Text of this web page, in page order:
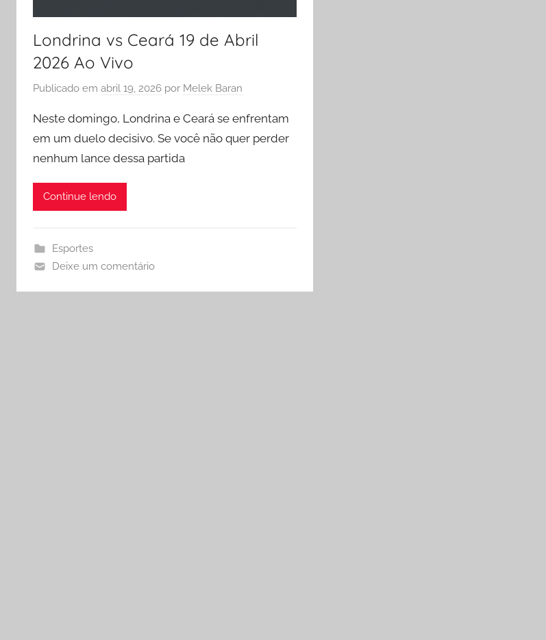
Londrina vs Ceará 19 de Abril
2026 Ao Vivo
Publicado em abril 19, 2026 por Melek Baran
Neste domingo, Londrina e Ceará se enfrentam
em um duelo decisivo. Se você não quer perder
nenhum lance dessa partida
Continue lendo
Esportes
Deixe um comentário